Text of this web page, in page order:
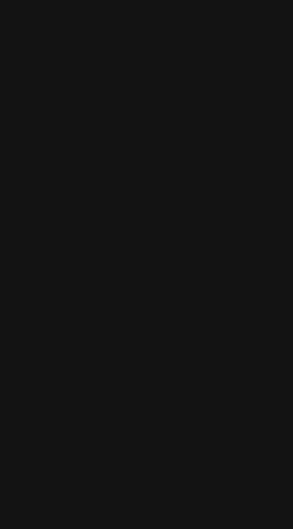
avec des produits
de goûts épicés et
cette variété spéciale.
saveurs et les effets, la
et tradition dans